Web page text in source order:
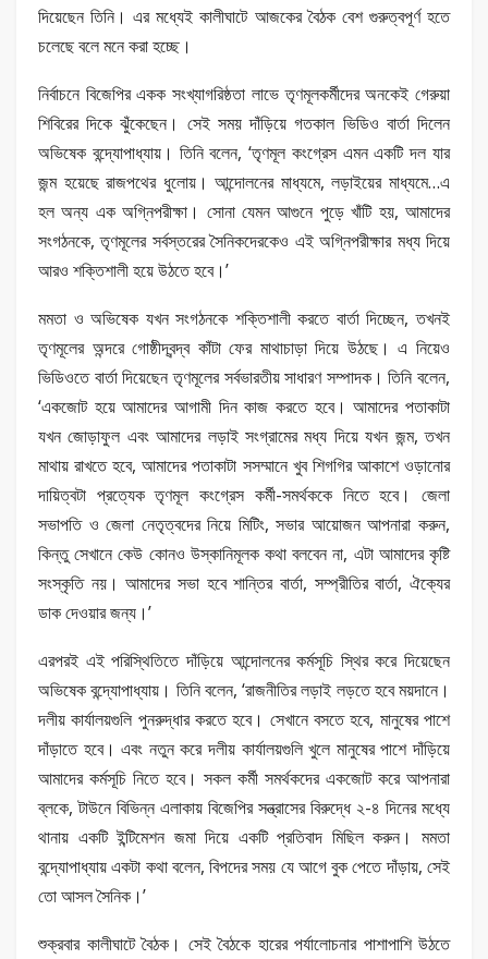
দিয়েছেন তিনি। এর মধ্যেই কালীঘাটে আজকের বৈঠক বেশ গুরুত্বপূর্ণ হতে
চলেছে বলে মনে করা হচ্ছে।
নির্বাচনে বিজেপির একক সংখ্যাগরিষ্ঠতা লাভে তৃণমূলকর্মীদের অনকেই গেরুয়া
শিবিরের দিকে ঝুঁকেছেন। সেই সময় দাঁড়িয়ে গতকাল ভিডিও বার্তা দিলেন
অভিষেক বন্দ্যোপাধ্যায়। তিনি বলেন, ‘তৃণমূল কংগ্রেস এমন একটি দল যার
জন্ম হয়েছে রাজপথের ধুলোয়। আন্দোলনের মাধ্যমে, লড়াইয়ের মাধ্যমে…এ
হল অন্য এক অগ্নিপরীক্ষা। সোনা যেমন আগুনে পুড়ে খাঁটি হয়, আমাদের
সংগঠনকে, তৃণমূলের সর্বস্তরের সৈনিকদেরকেও এই অগ্নিপরীক্ষার মধ্য দিয়ে
আরও শক্তিশালী হয়ে উঠতে হবে।’
মমতা ও অভিষেক যখন সংগঠনকে শক্তিশালী করতে বার্তা দিচ্ছেন, তখনই
তৃণমূলের অন্দরে গোষ্ঠীদ্বন্দ্ব কাঁটা ফের মাথাচাড়া দিয়ে উঠছে। এ নিয়েও
ভিডিওতে বার্তা দিয়েছেন তৃণমূলের সর্বভারতীয় সাধারণ সম্পাদক। তিনি বলেন,
‘একজোট হয়ে আমাদের আগামী দিন কাজ করতে হবে। আমাদের পতাকাটা
যখন জোড়াফুল এবং আমাদের লড়াই সংগ্রামের মধ্য দিয়ে যখন জন্ম, তখন
মাথায় রাখতে হবে, আমাদের পতাকাটা সসম্মানে খুব শিগগির আকাশে ওড়ানোর
দায়িত্বটা প্রত্যেক তৃণমূল কংগ্রেস কর্মী-সমর্থককে নিতে হবে। জেলা
সভাপতি ও জেলা নেতৃত্বদের নিয়ে মিটিং, সভার আয়োজন আপনারা করুন,
কিন্তু সেখানে কেউ কোনও উস্কানিমূলক কথা বলবেন না, এটা আমাদের কৃষ্টি
সংস্কৃতি নয়। আমাদের সভা হবে শান্তির বার্তা, সম্প্রীতির বার্তা, ঐক্যের
ডাক দেওয়ার জন্য।’
এরপরই এই পরিস্থিতিতে দাঁড়িয়ে আন্দোলনের কর্মসূচি স্থির করে দিয়েছেন
অভিষেক বন্দ্যোপাধ্যায়। তিনি বলেন, ‘রাজনীতির লড়াই লড়তে হবে ময়দানে।
দলীয় কার্যালয়গুলি পুনরুদ্ধার করতে হবে। সেখানে বসতে হবে, মানুষের পাশে
দাঁড়াতে হবে। এবং নতুন করে দলীয় কার্যালয়গুলি খুলে মানুষের পাশে দাঁড়িয়ে
আমাদের কর্মসূচি নিতে হবে। সকল কর্মী সমর্থকদের একজোট করে আপনারা
ব্লকে, টাউনে বিভিন্ন এলাকায় বিজেপির সন্ত্রাসের বিরুদ্ধে ২-৪ দিনের মধ্যে
থানায় একটি ইন্টিমেশন জমা দিয়ে একটি প্রতিবাদ মিছিল করুন। মমতা
বন্দ্যোপাধ্যায় একটা কথা বলেন, বিপদের সময় যে আগে বুক পেতে দাঁড়ায়, সেই
তো আসল সৈনিক।’
শুক্রবার কালীঘাটে বৈঠক। সেই বৈঠকে হারের পর্যালোচনার পাশাপাশি উঠতে